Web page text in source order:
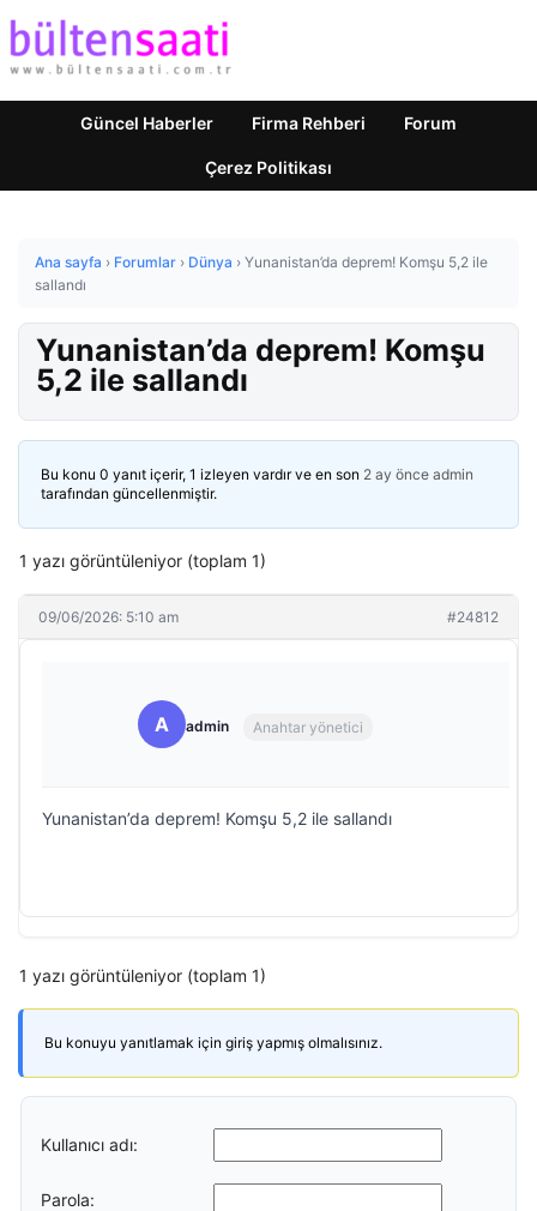
Güncel Haberler Firma Rehberi Forum
Çerez Politikası
Ana sayfa › Forumlar › Dünya › Yunanistan’da deprem! Komşu 5,2 ile
sallandı
Yunanistan’da deprem! Komşu
5,2 ile sallandı
Bu konu 0 yanıt içerir, 1 izleyen vardır ve en son 2 ay önce admin
tarafından güncellenmiştir.
1 yazı görüntüleniyor (toplam 1)
09/06/2026: 5:10 am #24812
A admin Anahtar yönetici
Yunanistan’da deprem! Komşu 5,2 ile sallandı
1 yazı görüntüleniyor (toplam 1)
Bu konuyu yanıtlamak için giriş yapmış olmalısınız.
Kullanıcı adı:
Parola: